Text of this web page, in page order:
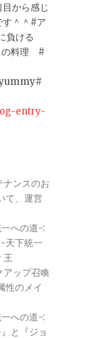
から感じ
す＾＾#ア
負ける
料理 #
entry-
ナンスのお
て、運営
一への道-:
天下統一
王
アップ召喚
性のメイ
一への道-:
と『ジョ